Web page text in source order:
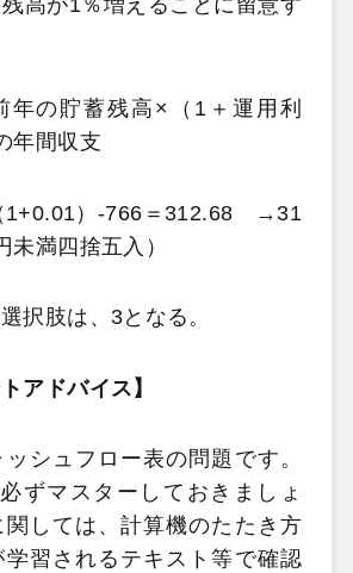
年の貯蓄残高×（1＋運用利
年間収支
1+0.01）-766＝312.68 →31
満四捨五入）
択肢は、3となる。
アドバイス】
シュフロー表の問題です。
ずマスターしておきましょ
関しては、計算機のたたき方
学習されるテキスト等で確認